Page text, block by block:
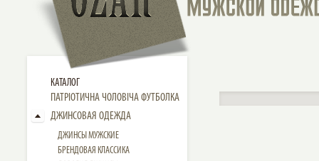
КАТАЛОГ
ПАТРІОТИЧНА ЧОЛОВІЧА ФУТБОЛКА
ДЖИНСОВАЯ ОДЕЖДА
ДЖИНСЫ МУЖСКИЕ
БРЕНДОВАЯ КЛАССИКА